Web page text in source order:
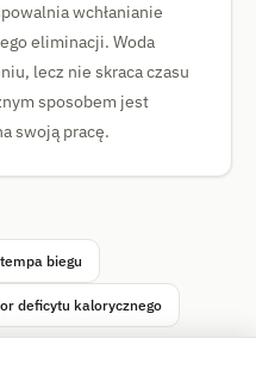
wchłanianie
eliminacji. Woda
lecz nie skraca czasu
sposobem jest
swoją pracę.
biegu
deficytu kalorycznego